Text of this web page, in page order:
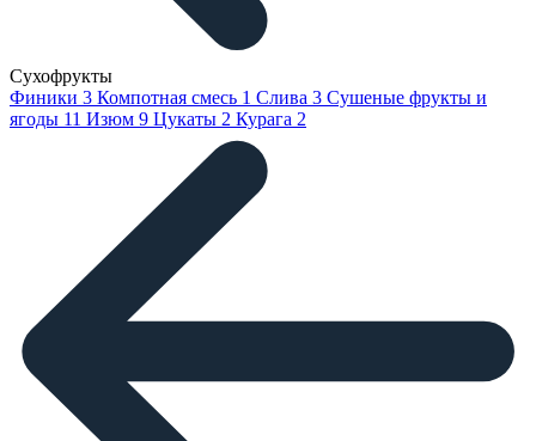
Сухофрукты
Финики 3 Компотная смесь 1 Слива 3 Сушеные фрукты и
ягоды 11 Изюм 9 Цукаты 2 Курага 2